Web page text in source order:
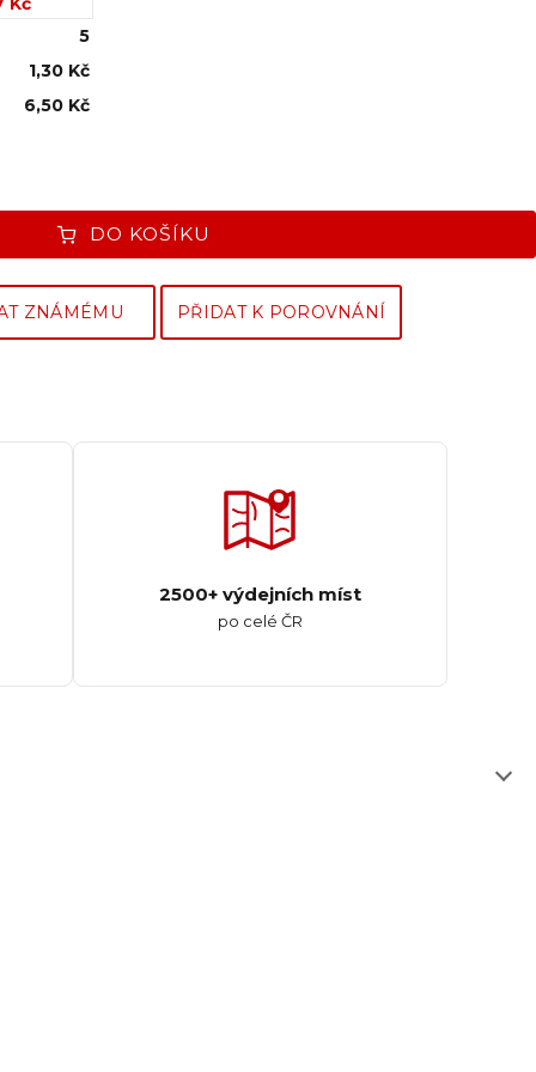
5
1,30 Kč
6,50 Kč
DO KOŠÍKU
ZNÁMÉMU PŘIDAT K POROVNÁNÍ
2500+ výdejních míst
po celé ČR